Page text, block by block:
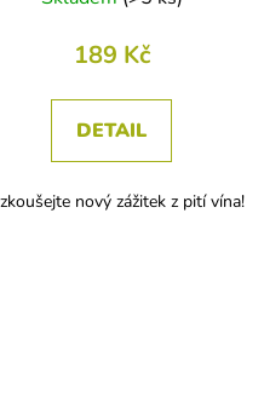
189 Kč
DETAIL
nový zážitek z pití vína!